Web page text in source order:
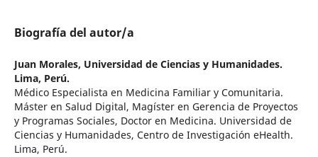
Biografía del autor/a
Juan Morales, Universidad de Ciencias y Humanidades.
Lima, Perú.
Médico Especialista en Medicina Familiar y Comunitaria.
Máster en Salud Digital, Magíster en Gerencia de Proyectos
y Programas Sociales, Doctor en Medicina. Universidad de
Ciencias y Humanidades, Centro de Investigación eHealth.
Lima, Perú.